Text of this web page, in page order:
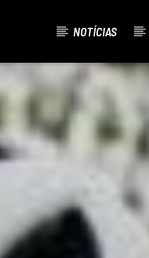
NOTÍCIAS
FAIXA ATUAL
TÍTULO
ARTISTA